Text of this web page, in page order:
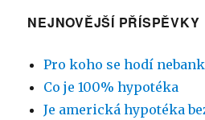
NEJNOVĚJŠÍ PŘÍSPĚVKY
Pro koho se hodí
Co je 100% hypotéka
Je americká hypotéka